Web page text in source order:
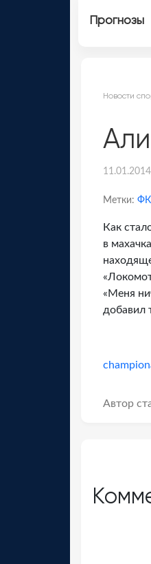
Прогнозы
Новости
11.01.2014
Метки: ФК
Как
в
«Меня
добавил
Автор